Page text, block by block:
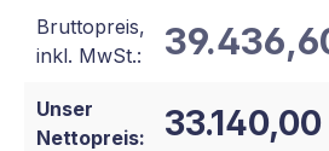
Bruttopreis,
inkl. MwSt.:
Unser
Nettopreis: